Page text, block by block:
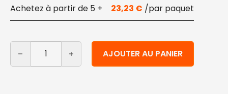
5 + 23,23 €
quantité de Couvercles plats pour bols de 350 ml à
AJOUTER AU PANIER
Alternative: